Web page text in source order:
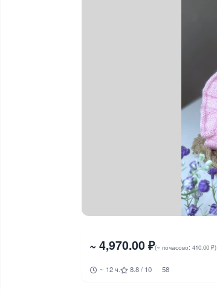
~ 4,970.00 ₽(~ почасово: 410.00 ₽)
~ 12 ч. 8.8 / 10 58